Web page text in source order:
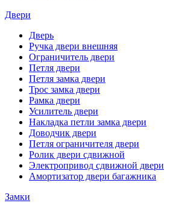
Двери
Дверь
Ручка двери внешняя
Ограничитель двери
Петля двери
Петля замка двери
Трос замка двери
Рамка двери
Усилитель двери
Накладка петли замка двери
Доводчик двери
Петля ограничителя двери
Ролик двери сдвижной
Электропривод сдвижной двери
Амортизатор двери багажника
Замки